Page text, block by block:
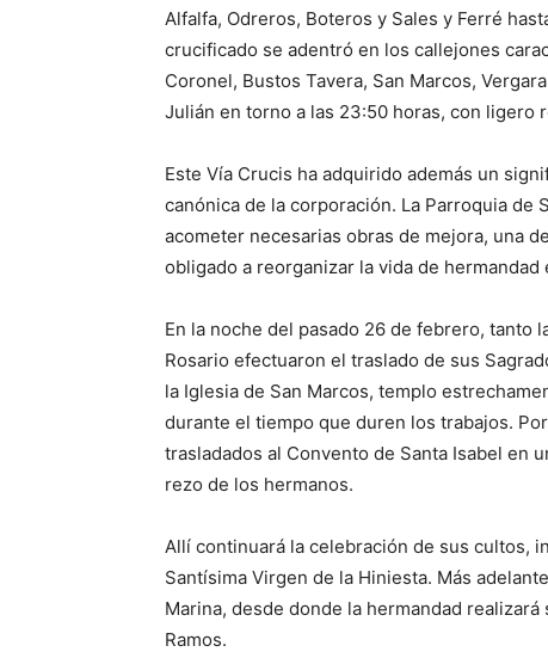
Alfalfa, Odreros, Boteros y Sales y Ferré
crucificado se adentró en los callejones
Coronel, Bustos Tavera, San Marcos,
Julián en torno a las 23:50 horas, con ligero
Este Vía Crucis ha adquirido además un
canónica de la corporación. La Parroquia de
acometer necesarias obras de mejora, una
obligado a reorganizar la vida de hermandad
En la noche del pasado 26 de febrero, tanto
Rosario efectuaron el traslado de sus
la Iglesia de San Marcos, templo
durante el tiempo que duren los trabajos.
trasladados al Convento de Santa Isabel en
rezo de los hermanos.
Allí continuará la celebración de sus cultos,
Santísima Virgen de la Hiniesta. Más
Marina, desde donde la hermandad
Ramos.